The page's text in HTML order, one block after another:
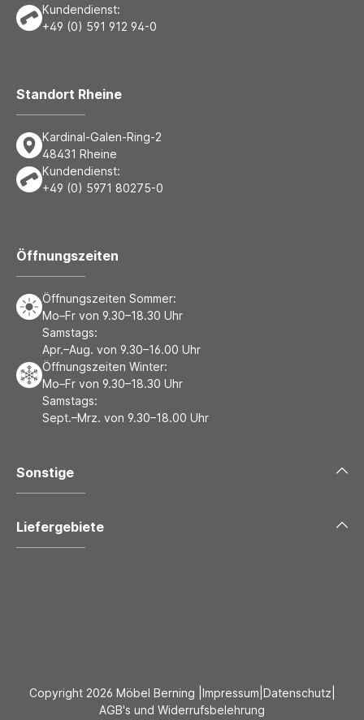
Kundendienst:
+49 (0) 591 912 94-0
Standort Rheine
Kardinal-Galen-Ring-2
48431 Rheine
Kundendienst:
+49 (0) 5971 80275-0
Öffnungszeiten
Öffnungszeiten Sommer:
Mo–Fr von 9.30–18.30 Uhr
Samstags:
Apr.–Aug. von 9.30–16.00 Uhr
Öffnungszeiten Winter:
Mo–Fr von 9.30–18.30 Uhr
Samstags:
Sept.–Mrz. von 9.30–18.00 Uhr
Sonstige
Liefergebiete
Copyright 2026 Möbel Berning | Impressum Datenschutz
AGB's und Widerrufsbelehrung